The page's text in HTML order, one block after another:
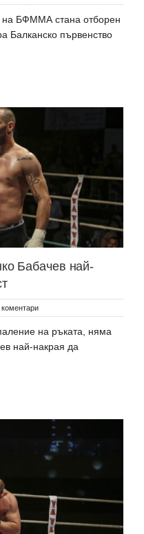
на БФММА стана отборен
Балканско първенство
Бабачев най-
на ръката, няма
най-накрая да